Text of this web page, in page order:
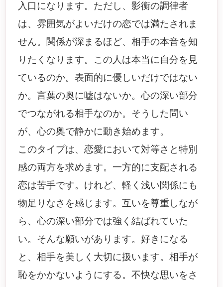
入口になります。ただし、影衡の調律者
は、雰囲気がよいだけの恋では満たされま
せん。関係が深まるほど、相手の本音を知
りたくなります。この人は本当に自分を見
ているのか。表面的に優しいだけではない
か。言葉の奥に嘘はないか。心の深い部分
でつながれる相手なのか。そうした問い
が、心の奥で静かに動き始めます。
このタイプは、恋愛において対等さと特別
感の両方を求めます。一方的に支配される
恋は苦手です。けれど、軽く浅い関係にも
物足りなさを感じます。互いを尊重しなが
ら、心の深い部分では強く結ばれていた
い。そんな願いがあります。好きになる
と、相手を美しく大切に扱います。相手が
恥をかかないようにする。不快な思いをさ